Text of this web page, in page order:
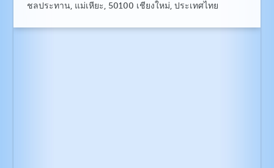
ชลประทาน, แม่เหียะ, 50100 เชียงใหม่, ประเทศไทย